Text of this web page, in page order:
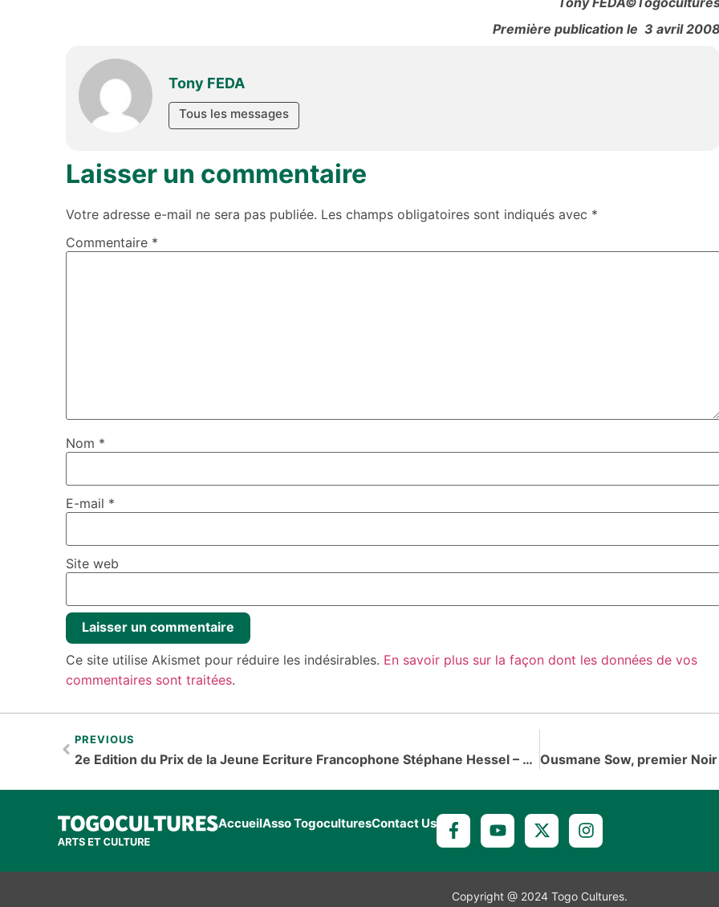
Première publication le 3 avril
Tony FEDA
Tous les messages
Laisser un commentaire
Votre adresse e-mail ne sera pas publiée. Les champs obligatoires sont indiqués avec *
Commentaire *
Nom *
E-mail *
Site web
Ce site utilise Akismet pour réduire les indésirables. En savoir plus sur la façon dont les données de vos
commentaires sont traitées.
PREVIOUS
2e Edition du Prix de la Jeune Ecriture Francophone Stéphane Hessel – Alliance Francophone – Radio France Internationale
AccueilAsso TogoculturesContact Us
Copyright @ 2024 Togo Cultures.